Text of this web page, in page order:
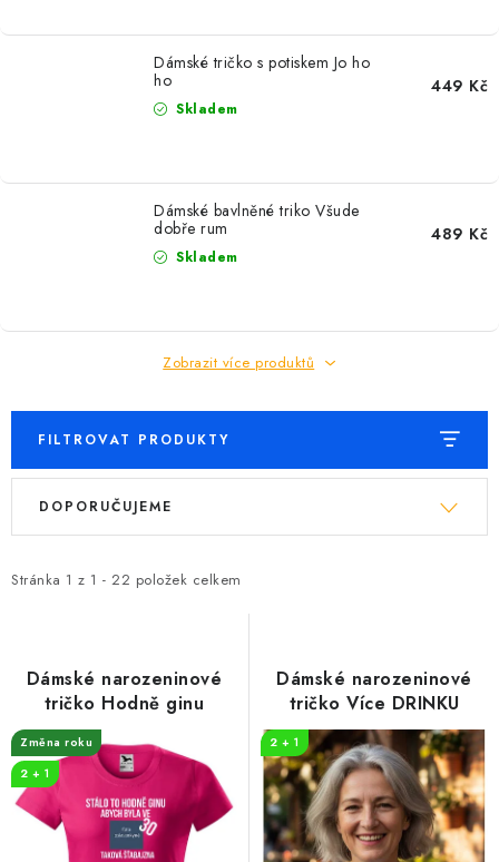
Dámské tričko s potiskem Jo ho
ho
Skladem
449 Kč
Dámské bavlněné triko Všude
dobře rum
Skladem
489 Kč
Zobrazit více produktů
FILTROVAT PRODUKTY
V
i
d
u
k
Stránka 1 z 1 - 22 položek celkem
Ř
e
o
d
u
DOPORUČUJEME
Dámské narozeninové
tričko Hodně ginu
Změna roku
2 + 1
Dámské narozeninové
tričko Více DRINKU
2 + 1